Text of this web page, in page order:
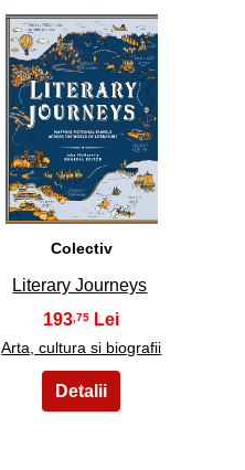
25
Colectiv
Literary Journeys
193 ,75
Arta, cultura si biografii